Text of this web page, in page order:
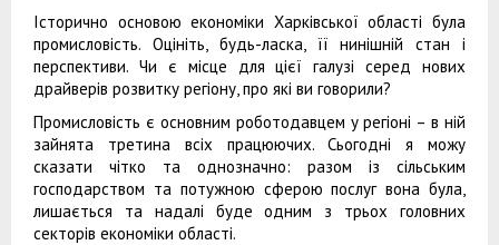
Історично основою економіки Харківської області була
промисловість. Оцініть, будь-ласка, її нинішній стан і
перспективи. Чи є місце для цієї галузі серед нових
драйверів розвитку регіону, про які ви говорили?
Промисловість є основним роботодавцем у регіоні – в ній
зайнята третина всіх працюючих. Сьогодні я можу
сказати чітко та однозначно: разом із сільським
господарством та потужною сферою послуг вона була,
лишається та надалі буде одним з трьох головних
секторів економіки області.